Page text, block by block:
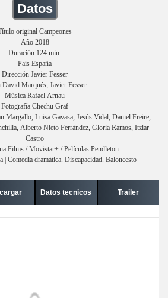
Datos
original Campeones
Año 2018
Duración 124 min.
País España
Dirección Javier Fesser
David Marqués, Javier Fesser
Música Rafael Arnau
Fotografía Chechu Graf
Margallo, Luisa Gavasa, Jesús Vidal, Daniel Freire,
Alberto Nieto Ferrández, Gloria Ramos, Itziar
Castro
Films / Movistar+ / Películas Pendleton
| Comedia dramática. Discapacidad. Baloncesto
Datos tecnicos Trailer